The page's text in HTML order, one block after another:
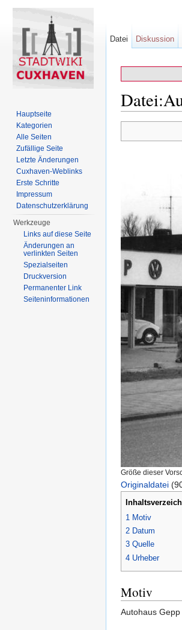
Größe dieser
Originaldatei
1 Motiv
2 Datum
3 Quelle
4 Urheber
Motiv
Autohaus Gepp
Datei Diskussion
Hauptseite
Kategorien
Alle Seiten
Zufällige Seite
Letzte Änderungen
Cuxhaven-Weblinks
Erste Schritte
Impressum
Datenschutzerklärung
Werkzeuge
Links auf diese Seite
Änderungen an
verlinkten Seiten
Spezialseiten
Druckversion
Permanenter Link
Seiten­informationen